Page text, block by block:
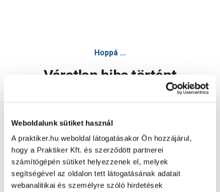
Weboldalunk sütiket használ
A praktiker.hu weboldal látogatásakor Ön hozzájárul,
hogy a Praktiker Kft. és szerződött partnerei
számítógépén sütiket helyezzenek el, melyek
segítségével az oldalon tett látogatásának adatait
webanalitikai és személyre szóló hirdetések
Hoppá ...
Váratlan hiba történt
Oldal újratöltése